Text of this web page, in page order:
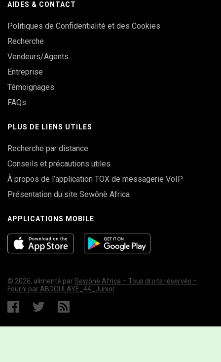
AIDES & CONTACT
Politiques de Confidentialité et des Cookies
Recherche
Vendeurs/Agents
Entreprise
Témoignages
FAQs
PLUS DE LIENS UTILES
Recherche par distance
Conseils et précautions utiles
À propos de l’application TOX de messagerie VoIP
Présentation du site Sewônè Africa
APPLICATIONS MOBILE
© 2026, alimenté parSewônè Africa – Tous droits réservés –
Fourni par ABDOULAYE_44_Junior